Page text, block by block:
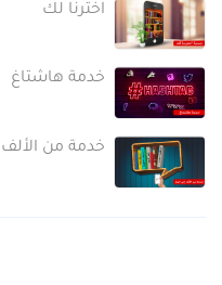
اخترنا لك
خدمة هاشتاغ
خدمة من الألف